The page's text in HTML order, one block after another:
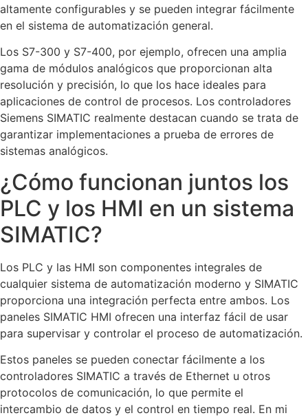
altamente configurables y se pueden integrar fácilmente
en el sistema de automatización general.
Los S7-300 y S7-400, por ejemplo, ofrecen una amplia
gama de módulos analógicos que proporcionan alta
resolución y precisión, lo que los hace ideales para
aplicaciones de control de procesos. Los controladores
Siemens SIMATIC realmente destacan cuando se trata de
garantizar implementaciones a prueba de errores de
sistemas analógicos.
¿Cómo funcionan juntos los
PLC y los HMI en un sistema
SIMATIC?
Los PLC y las HMI son componentes integrales de
cualquier sistema de automatización moderno y SIMATIC
proporciona una integración perfecta entre ambos. Los
paneles SIMATIC HMI ofrecen una interfaz fácil de usar
para supervisar y controlar el proceso de automatización.
Estos paneles se pueden conectar fácilmente a los
controladores SIMATIC a través de Ethernet u otros
protocolos de comunicación, lo que permite el
intercambio de datos y el control en tiempo real. En mi